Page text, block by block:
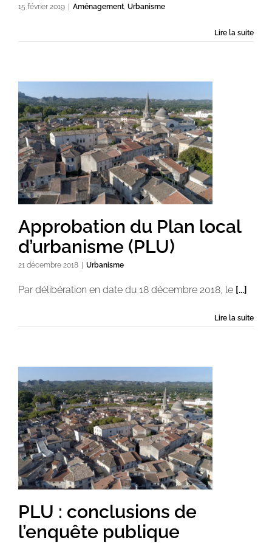
15 février 2019 Aménagement, Urbanisme
Lire la suite
Approbation du Plan local
d’urbanisme (PLU)
21 décembre 2018 Urbanisme
Par délibération en date du 18 décembre 2018, le [...]
Lire la suite
PLU : conclusions de
l’enquête publique